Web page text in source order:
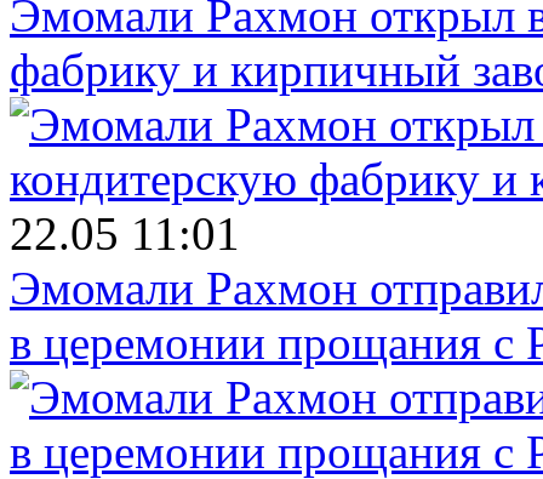
Эмомали Рахмон открыл
фабрику и кирпичный
22.05 11:01
Эмомали Рахмон
в церемонии прощания с